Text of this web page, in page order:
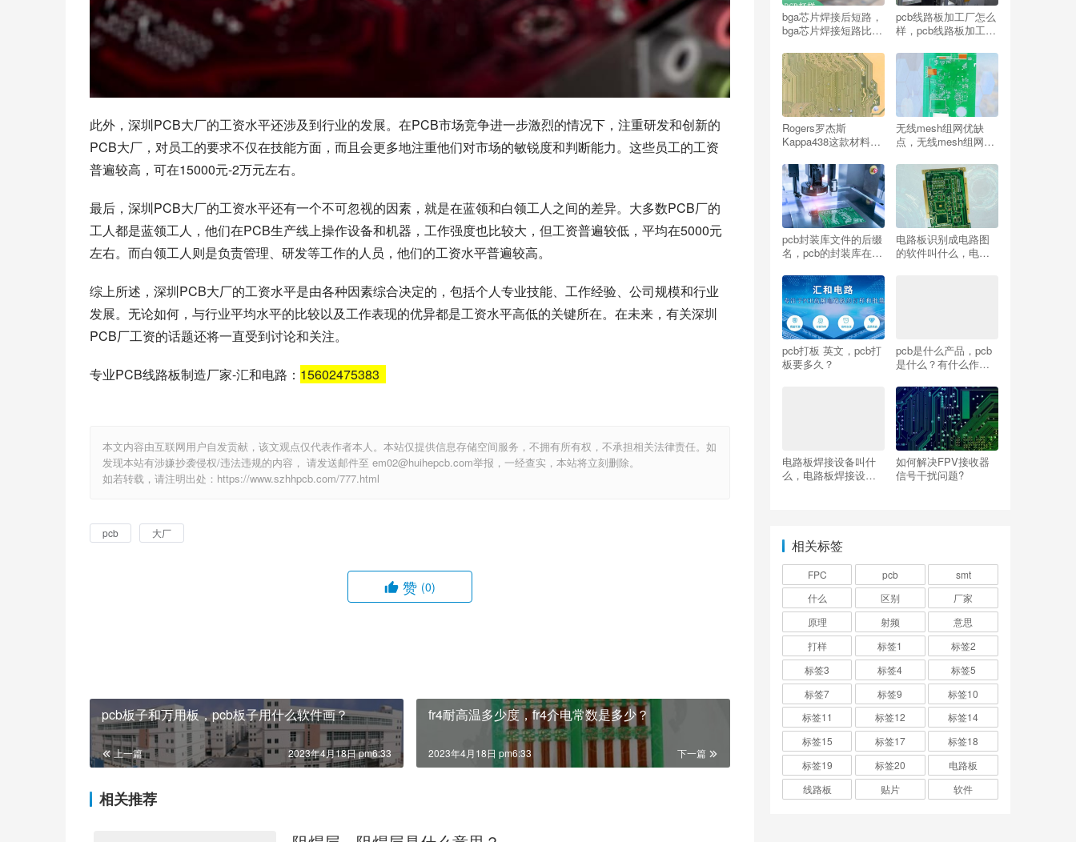
此外，深圳PCB大厂的工资水平还涉及到行业的发展。在PCB市场竞争进一步激烈的情况下，注重研发和创新的
PCB大厂，对员工的要求不仅在技能方面，而且会更多地注重他们对市场的敏锐度和判断能力。这些员工的工资
普遍较高，可在15000元-2万元左右。
最后，深圳PCB大厂的工资水平还有一个不可忽视的因素，就是在蓝领和白领工人之间的差异。大多数PCB厂的
工人都是蓝领工人，他们在PCB生产线上操作设备和机器，工作强度也比较大，但工资普遍较低，平均在5000元
左右。而白领工人则是负责管理、研发等工作的人员，他们的工资水平普遍较高。
综上所述，深圳PCB大厂的工资水平是由各种因素综合决定的，包括个人专业技能、工作经验、公司规模和行业
发展。无论如何，与行业平均水平的比较以及工作表现的优异都是工资水平高低的关键所在。在未来，有关深圳
PCB厂工资的话题还将一直受到讨论和关注。
专业PCB线路板制造厂家-汇和电路： 15602475383
本文内容由互联网用户自发贡献，该文观点仅代表作者本人。本站仅提供信息存储空间服务，不拥有所有权，不承担相关法律责任。如
发现本站有涉嫌抄袭侵权/违法违规的内容， 请发送邮件至 em02@huihepcb.com举报，一经查实，本站将立刻删除。
如若转载，请注明出处：https://www.szhhpcb.com/777.html
pcb 大厂
赞 (0)
pcb板子和万用板，pcb板子用什么软件画？
上一篇 2023年4月18日 pm6:33
fr4耐高温多少度，fr4介电常数是多少？
下一篇
2023年4月18日 pm6:33
相关推荐
bga芯片焊接后短路，
bga芯片焊接短路比较
pcb线路板加工厂怎么
样，pcb线路板加工厂
Rogers罗杰斯
Kappa438这款材料到
无线mesh组网优缺
点，无线mesh组网优
pcb封装库文件的后缀
名，pcb的封装库在
电路板识别成电路图
的软件叫什么，电路
pcb打板 英文，pcb打
板要多久？
pcb是什么产品，pcb
是什么？有什么作
容？？
电路板焊接设备叫什
么，电路板焊接设备
如何解决FPV接收器
信号干扰问题?
相关标签
FPC pcb
smt
什么
区别
厂家
原理
射频
意思
打样
标签1
标签2
标签3
标签4
标签5
标签7
标签9
标签10
标签11
标签12
标签14
标签15
标签17
标签18
标签19
标签20
电路板
线路板
贴片 软件